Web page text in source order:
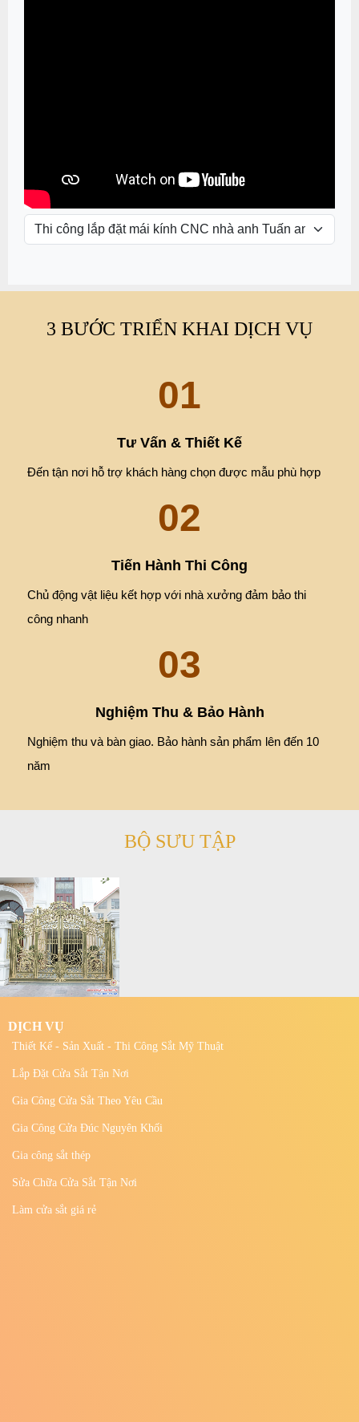
3 BƯỚC TRIỂN KHAI DỊCH VỤ
01
Tư Vấn & Thiết Kế
Đến tận nơi hỗ trợ khách hàng chọn được mẫu phù hợp
02
Tiến Hành Thi Công
Chủ động vật liệu kết hợp với nhà xưởng đảm bảo thi
công nhanh
03
Nghiệm Thu & Bảo Hành
Nghiệm thu và bàn giao. Bảo hành sản phẩm lên đến 10
năm
BỘ SƯU TẬP